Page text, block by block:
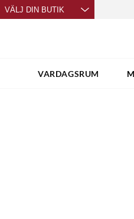
VÄLJ DIN BUTIK
VARDAGSRUM